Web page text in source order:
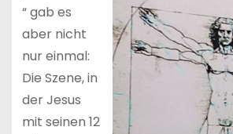
“ gab es
aber nicht
nur einmal:
Die Szene, in
der Jesus
mit seinen 12